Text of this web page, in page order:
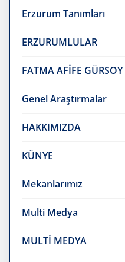
Erzurum Tanımları
ERZURUMLULAR
FATMA AFİFE GÜRSOY
Genel Araştırmalar
HAKKIMIZDA
KÜNYE
Mekanlarımız
Multi Medya
MULTİ MEDYA